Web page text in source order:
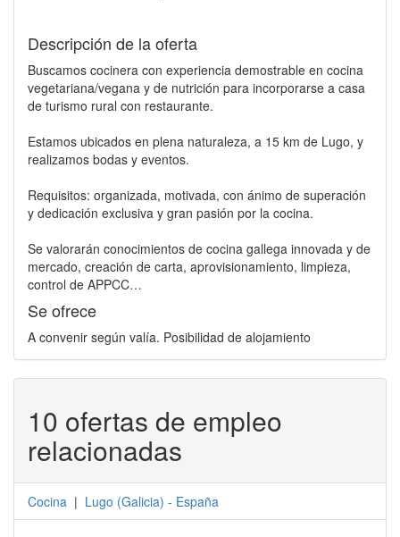
Descripción de la oferta
Buscamos cocinera con experiencia demostrable en cocina
vegetariana/vegana y de nutrición para incorporarse a casa
de turismo rural con restaurante.
Estamos ubicados en plena naturaleza, a 15 km de Lugo, y
realizamos bodas y eventos.
Requisitos: organizada, motivada, con ánimo de superación
y dedicación exclusiva y gran pasión por la cocina.
Se valorarán conocimientos de cocina gallega innovada y de
mercado, creación de carta, aprovisionamiento, limpieza,
control de APPCC…
Se ofrece
A convenir según valía. Posibilidad de alojamiento
10 ofertas de empleo
relacionadas
Cocina | Lugo (Galicia) - España